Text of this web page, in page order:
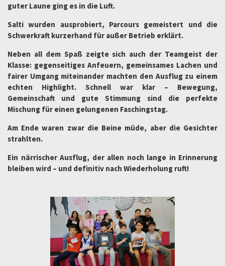
guter Laune ging es in die Luft.
Salti wurden ausprobiert, Parcours gemeistert und die
Schwerkraft kurzerhand für außer Betrieb erklärt.
Neben all dem Spaß zeigte sich auch der Teamgeist der
Klasse: gegenseitiges Anfeuern, gemeinsames Lachen und
fairer Umgang miteinander machten den Ausflug zu einem
echten Highlight. Schnell war klar – Bewegung,
Gemeinschaft und gute Stimmung sind die perfekte
Mischung für einen gelungenen Faschingstag.
Am Ende waren zwar die Beine müde, aber die Gesichter
strahlten.
Ein närrischer Ausflug, der allen noch lange in Erinnerung
bleiben wird – und definitiv nach Wiederholung ruft!